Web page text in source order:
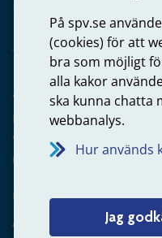
På spv.se
(cookies) för att
bra som möjligt
alla kakor
ska kunna chatta
webbanalys.
Hur används
Jag
Arbetsgivare
Frågor om administration
anställning
060-18 75 03
Kontakta oss
Arbetsgivare –